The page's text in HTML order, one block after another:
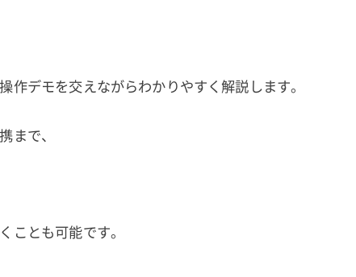
デモを交えながらわかりやすく解説します。
まで、
ことも可能です。